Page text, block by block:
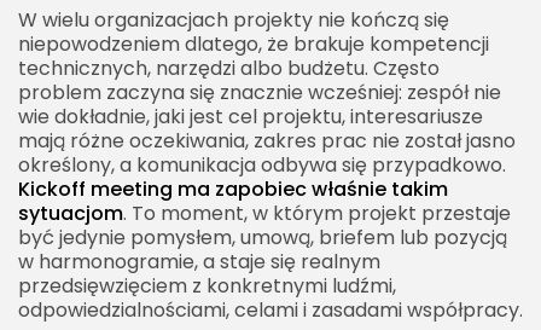
W wielu organizacjach projekty nie kończą się
niepowodzeniem dlatego, że brakuje kompetencji
technicznych, narzędzi albo budżetu. Często
problem zaczyna się znacznie wcześniej: zespół nie
wie dokładnie, jaki jest cel projektu, interesariusze
mają różne oczekiwania, zakres prac nie został jasno
określony, a komunikacja odbywa się przypadkowo.
Kickoff meeting ma zapobiec właśnie takim
sytuacjom. To moment, w którym projekt przestaje
być jedynie pomysłem, umową, briefem lub pozycją
w harmonogramie, a staje się realnym
przedsięwzięciem z konkretnymi ludźmi,
odpowiedzialnościami, celami i zasadami współpracy.
Brak przygotowania
Zbyt ogólne cele
Pomijanie trudnych tematów
Zapraszanie niewłaściwych osób
Brak kolejnych kroków
Kickoff meeting w projektach IT
Kickoff meeting w marketingu
Kickoff meeting w pracy z klientem